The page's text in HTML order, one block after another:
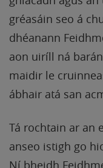
gréasáin seo á
dhéanann
aon uiríll ná
maidir le
ábhair atá san
Tá rochtain ar an
anseo istigh go
Ní bheidh